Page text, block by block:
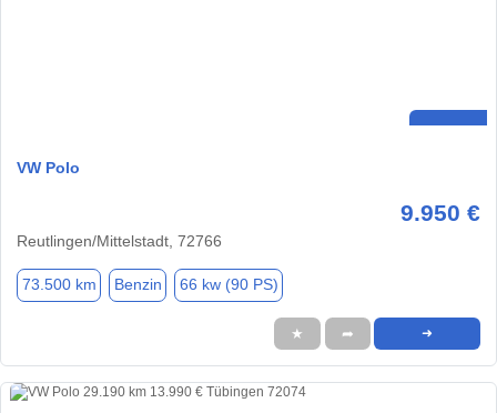
VW Polo
9.950 €
Reutlingen/Mittelstadt, 72766
73.500 km Benzin 66 kw (90 PS)
★ ➦ ➜